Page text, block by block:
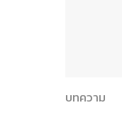
บทความ